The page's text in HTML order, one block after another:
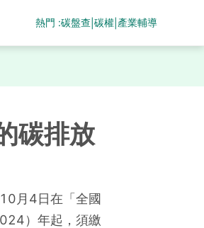
熱門 :碳盤查 碳權| 產業輔導
碳排放
月4日在「全國
）年起，須繳